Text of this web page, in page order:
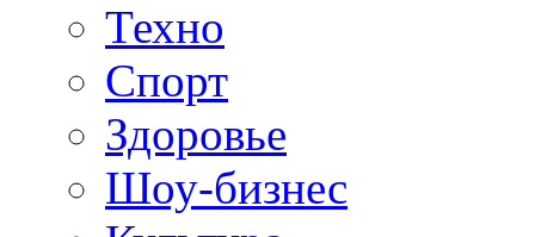
Техно
Спорт
Здоровье
Шоу-бизнес